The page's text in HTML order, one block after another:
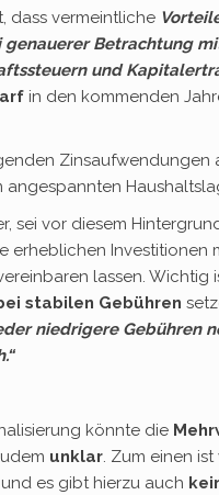
dass vermeintliche
Betrachtung
und
in den kommenden
Zinsaufwendungen
sei vor diesem
erheblichen Investitionen
lassen. Wichtig
stabilen Gebühren
niedrigere Gebühren
könnte die
unklar. Zum einen
und es gibt hierzu auch